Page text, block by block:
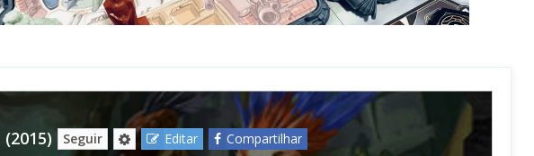
(2015) Seguir Editar
Compartilhar